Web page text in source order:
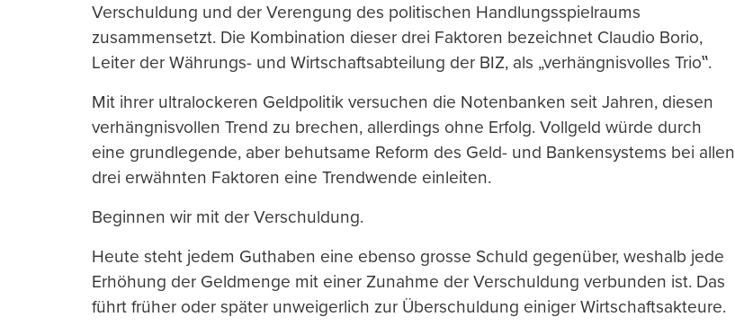
Verschuldung und der Verengung des politischen Handlungsspielraums
zusammensetzt. Die Kombination dieser drei Faktoren bezeichnet Claudio Borio,
Leiter der Währungs- und Wirtschaftsabteilung der BIZ, als „verhängnisvolles Trio‟.
Mit ihrer ultralockeren Geldpolitik versuchen die Notenbanken seit Jahren, diesen
verhängnisvollen Trend zu brechen, allerdings ohne Erfolg. Vollgeld würde durch
eine grundlegende, aber behutsame Reform des Geld- und Bankensystems bei allen
drei erwähnten Faktoren eine Trendwende einleiten.
Beginnen wir mit der Verschuldung.
Heute steht jedem Guthaben eine ebenso grosse Schuld gegenüber, weshalb jede
Erhöhung der Geldmenge mit einer Zunahme der Verschuldung verbunden ist. Das
führt früher oder später unweigerlich zur Überschuldung einiger Wirtschaftsakteure.